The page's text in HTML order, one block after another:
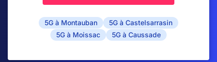
5G à Montauban
5G à Castelsarrasin
5G à Moissac
5G à Caussade